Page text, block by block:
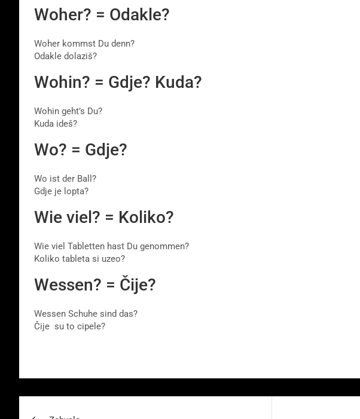
Woher? = Odakle?
Woher kommst Du denn?
Odakle dolaziš?
Wohin? = Gdje? Kuda?
Wohin geht’s Du?
Kuda ideš?
Wo? = Gdje?
Wo ist der Ball?
Gdje je lopta?
Wie viel? = Koliko?
Wie viel Tabletten hast Du genommen?
Koliko tableta si uzeo?
Wessen? = Čije?
Wessen Schuhe sind das?
Čije su to cipele?